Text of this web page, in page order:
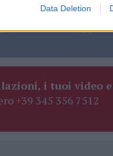
Data Deletion
di GalluraOggi.it
i tuoi video
+39 345 356 7512